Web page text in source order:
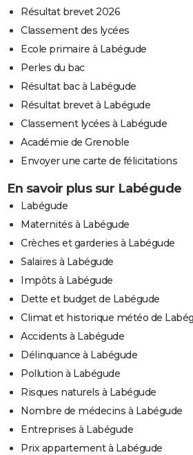
Résultat brevet 2026
Classement des lycées
Ecole primaire à Labégude
Perles du bac
Résultat bac à Labégude
Résultat brevet à Labégude
Classement lycées à Labégude
Académie de Grenoble
Envoyer une carte de félicitations
En savoir plus sur Labégude
Labégude
Maternités à Labégude
Crèches et garderies à Labégude
Salaires à Labégude
Impôts à Labégude
Dette et budget de Labégude
Climat et historique météo de
Accidents à Labégude
Délinquance à Labégude
Pollution à Labégude
Risques naturels à Labégude
Nombre de médecins à Labégude
Entreprises à Labégude
Prix appartement à Labégude